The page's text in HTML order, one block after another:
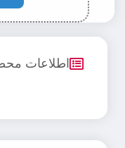
اطلاعات